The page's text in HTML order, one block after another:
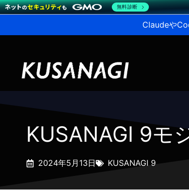
Claudeや
KUSANAGI 9モ
2024年5月13日 KUSANAGI 9
無料診断